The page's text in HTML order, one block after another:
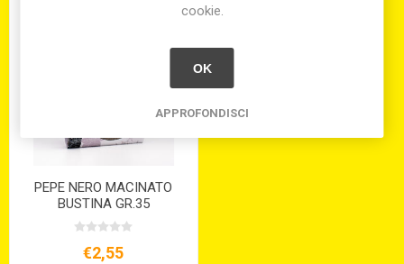
PEPE NERO MACINATO
BUSTINA GR.35
€2,55
cookie.
OK
APPROFONDISCI